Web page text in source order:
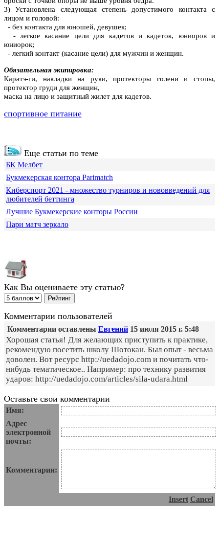
3) Установлена следующая степень допустимого контакта с
лицом и головой:
- без контакта для юношей, девушек;
- легкое касание цели для кадетов и кадеток, юниоров и
юниорок;
- легкий контакт (касание цели) для мужчин и женщин.
Обязательная экипировка:
Каратэ-ги, накладки на руки, протекторы голени и стопы,
протектор груди для женщин,
маска на лицо и защитный жилет для кадетов.
спортивное питание
Еще статьи по теме
БК Мелбет
Букмекерская контора Parimatch
Киберспорт 2021 - множество турниров и нововведений для
любителей беттинга
Лучшие Букмекерские конторы России
Пари матч зеркало
Как Вы оцениваете эту статью?
Комментарии пользователей
Комментарии оставлены Евгений 15 июля 2015 г. 5:48
Хорошая статья! Для желающих приступить к практике,
рекомендую посетить школу Шотокан. Был опыт - весьма
доволен. Вот ресурс http://uedadojo.com и почитать что-
нибудь тематическое.. Например: про технику развития
ударов: http://uedadojo.com/articles/sila-udara.html
Оставьте свои комментарии
Имя:
Адрес
электронной
почты:
Комментарии:
Insert Cancel